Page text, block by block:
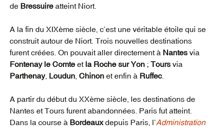
de Bressuire atteint Niort.
A la fin du XIXème siècle, c’est une véritable étoile qui se
construit autour de Niort. Trois nouvelles destinations
furent créées. On pouvait aller directement à Nantes via
Fontenay le Comte et la Roche sur Yon ; Tours via
Parthenay, Loudun Chinon et enfin à Ruffec.
A partir du début du XXème siècle, les destinations de
Nantes et Tours furent abandonnées. Paris fut atteint.
Dans la course à Bordeauxdepuis Paris, l’Administration